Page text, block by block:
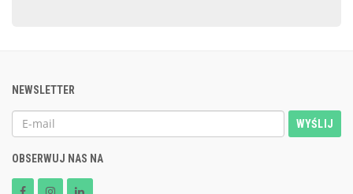
NEWSLETTER
WYŚLIJ
OBSERWUJ NAS NA